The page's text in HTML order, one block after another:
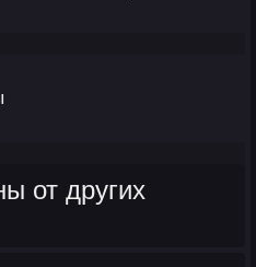
от других